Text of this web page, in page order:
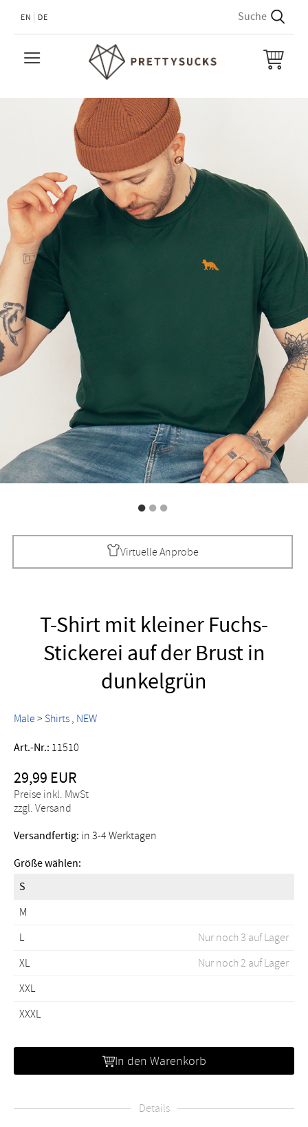
EN DE
Virtuelle Anprobe
T-Shirt mit kleiner Fuchs-
Stickerei auf der Brust in
dunkelgrün
Male> Shirts NEW
Art.-Nr.: 11510
29,99 EUR
Preise inkl. MwSt
zzgl. Versand
Versandfertig: in 3-4 Werktagen
Größe wählen:
S
M
L
Nur noch 3 auf Lager
XL
Nur noch 2 auf Lager
XXL
XXXL
In den Warenkorb
Details